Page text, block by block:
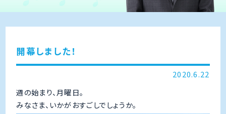
開幕しました！
2020.6.22
週の始まり、月曜日。
みなさま、いかがおすごしでしょうか。